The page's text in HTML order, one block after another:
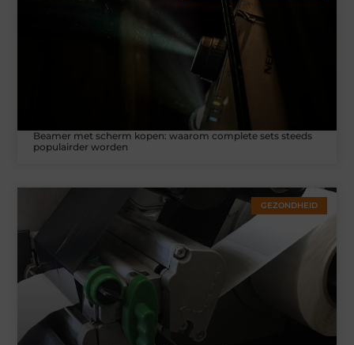
Beamer met scherm kopen: waarom complete sets steeds
populairder worden
GEZONDHEID